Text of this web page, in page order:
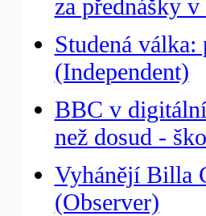
za přednášky
Studená
(Independent)
BBC v
než dosud -
Vyhánějí Billa
(Observer)